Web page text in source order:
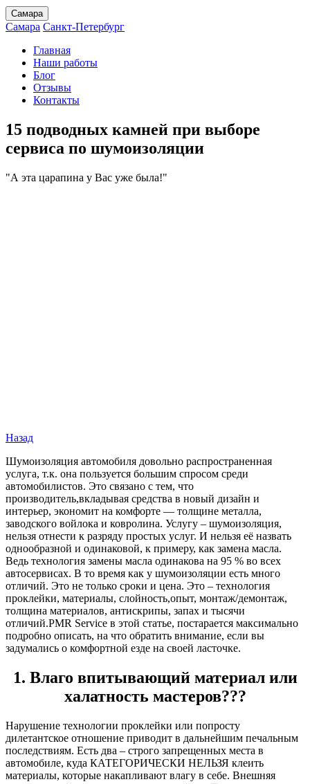
Самара
Самара Санкт-Петербург
Главная
Наши работы
Блог
Отзывы
Контакты
15 подводных камней при выборе
сервиса по шумоизоляции
"А эта царапина у Вас уже была!"
Назад
Шумоизоляция автомобиля довольно распространенная
услуга, т.к. она пользуется большим спросом среди
автомобилистов. Это связано с тем, что
производитель,вкладывая средства в новый дизайн и
интерьер, экономит на комфорте — толщине металла,
заводского войлока и ковролина. Услугу – шумоизоляция,
нельзя отнести к разряду простых услуг. И нельзя её назвать
однообразной и одинаковой, к примеру, как замена масла.
Ведь технология замены масла одинакова на 95 % во всех
автосервисах. В то время как у шумоизоляции есть много
отличий. Это не только сроки и цена. Это – технология
проклейки, материалы, слойность,опыт, монтаж/демонтаж,
толщина материалов, антискрипы, запах и тысячи
отличий.PMR Service в этой статье, постарается максимально
подробно описать, на что обратить внимание, если вы
задумались о комфортной езде на своей ласточке.
1. Влаго впитывающий материал или
халатность мастеров???
Нарушение технологии проклейки или попросту
дилетантское отношение приводит в дальнейшим печальным
последствиям. Есть два – строго запрещенных места в
автомобиле, куда КАТЕГОРИЧЕСКИ НЕЛЬЗЯ клеить
материалы, которые накапливают влагу в себе. Внешняя